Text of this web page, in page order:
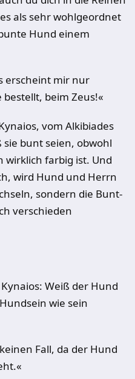
als sehr wohlgeordnet
Hund einem
erscheint mir nur
beim Zeus!«
vom Alkibiades
bunt seien, obwohl
wirklich farbig ist. Und
wird Hund und Herrn
sondern die Bunt-
verschieden
Weiß der Hund
wie sein
Fall, da der Hund